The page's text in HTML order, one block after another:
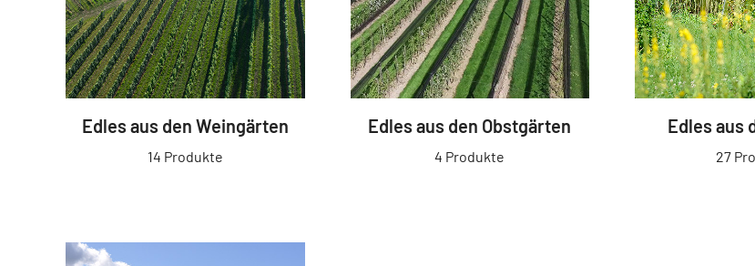
Edles aus den Weingärten
14 Produkte
Edles aus den Obstgärten
4 Produkte
Edles aus
27